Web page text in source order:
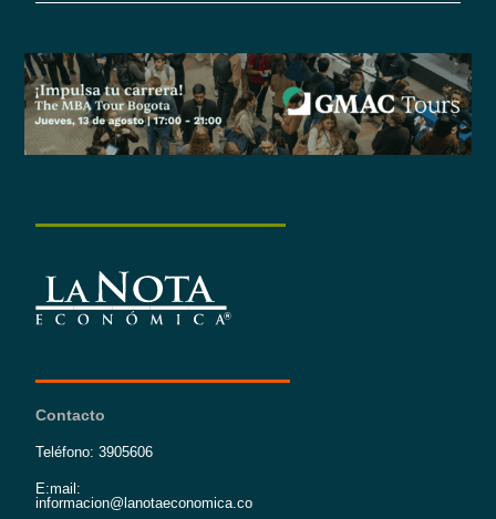
Contacto
Teléfono: 3905606
E:mail:
informacion@lanotaeconomica.co